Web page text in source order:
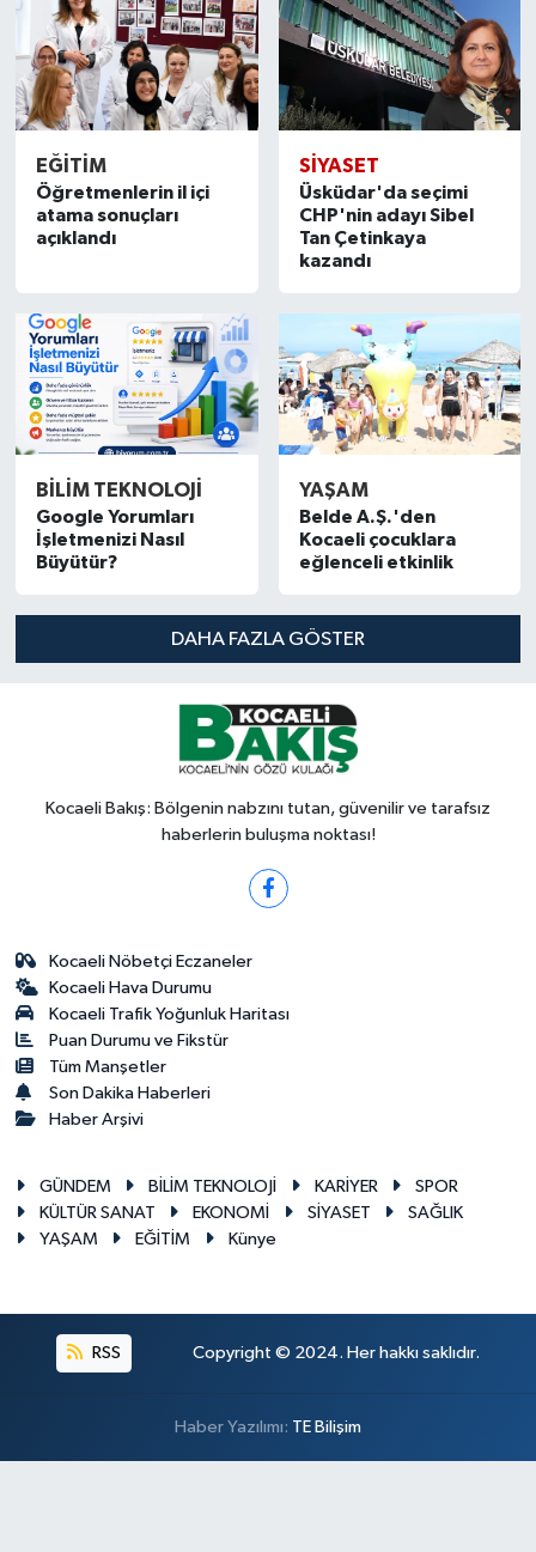
EĞİTİM
Öğretmenlerin il içi
atama sonuçları
açıklandı
SİYASET
Üsküdar'da seçimi
CHP'nin adayı Sibel
Tan Çetinkaya
kazandı
BİLİM TEKNOLOJİ
Google Yorumları
İşletmenizi Nasıl
Büyütür?
YAŞAM
Belde A.Ş.'den
Kocaeli çocuklara
eğlenceli etkinlik
DAHA FAZLA GÖSTER
Kocaeli Bakış: Bölgenin nabzını tutan, güvenilir ve tarafsız
haberlerin buluşma noktası!
Kocaeli Nöbetçi Eczaneler
Kocaeli Hava Durumu
Kocaeli Trafik Yoğunluk Haritası
Puan Durumu ve Fikstür
Tüm Manşetler
Son Dakika Haberleri
Haber Arşivi
GÜNDEM BİLİM TEKNOLOJİ KARİYER
SPOR
KÜLTÜR SANAT
EKONOMİ SİYASET
SAĞLIK
YAŞAM
EĞİTİM Künye
RSS Copyright © 2024. Her hakkı saklıdır.
Haber Yazılımı: TE Bilişim